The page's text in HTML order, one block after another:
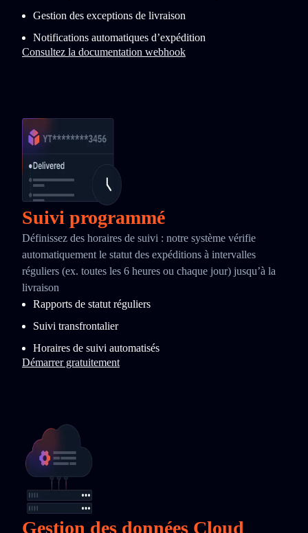
Gestion des exceptions de livraison
Notifications automatiques d’expédition
Consultez la documentation webhook
Suivi programmé
Définissez des horaires de suivi : notre système vérifie
automatiquement le statut des expéditions à intervalles
réguliers (ex. toutes les 6 heures ou chaque jour) jusqu’à la
livraison
Rapports de statut réguliers
Suivi transfrontalier
Horaires de suivi automatisés
Démarrer gratuitement
Gestion des données Cloud